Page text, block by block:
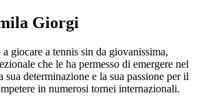
Giorgi
giocare a tennis sin da giovanissima,
che le ha permesso di emergere nel
determinazione e la sua passione per il
in numerosi tornei internazionali.